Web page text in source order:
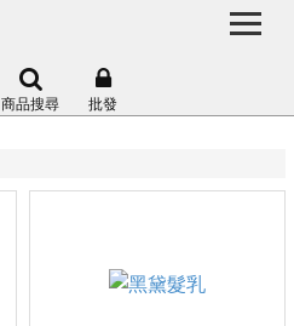
商品搜尋 批發